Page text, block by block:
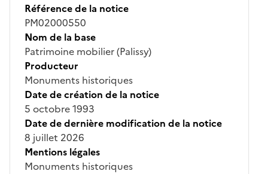
Référence de la notice
PM02000550
Nom de la base
Patrimoine mobilier (Palissy)
Producteur
Monuments historiques
Date de création de la notice
5 octobre 1993
Date de dernière modification de la notice
8 juillet 2026
Mentions légales
Monuments historiques